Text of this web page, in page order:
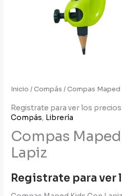
Inicio / Compás / Compas Maped
Registrate para ver los precios
Compás, Librería
Compas
Lapiz
Registrate para ver